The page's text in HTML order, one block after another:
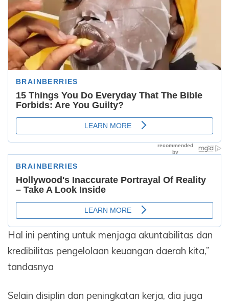
Hal ini penting untuk menjaga akuntabilitas dan
kredibilitas pengelolaan keuangan daerah kita,”
tandasnya
Selain disiplin dan peningkatan kerja, dia juga